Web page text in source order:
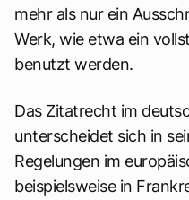
mehr als nur ein
Werk, wie etwa ein
benutzt werden.
Das Zitatrecht im
unterscheidet sich in
Regelungen im
beispielsweise in